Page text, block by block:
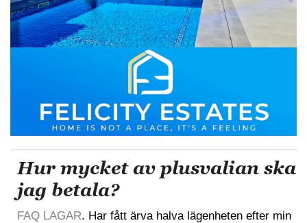
Hur mycket av plusvalian ska
jag betala?
FAQ LAGAR. Har fått ärva halva lägenheten efter min